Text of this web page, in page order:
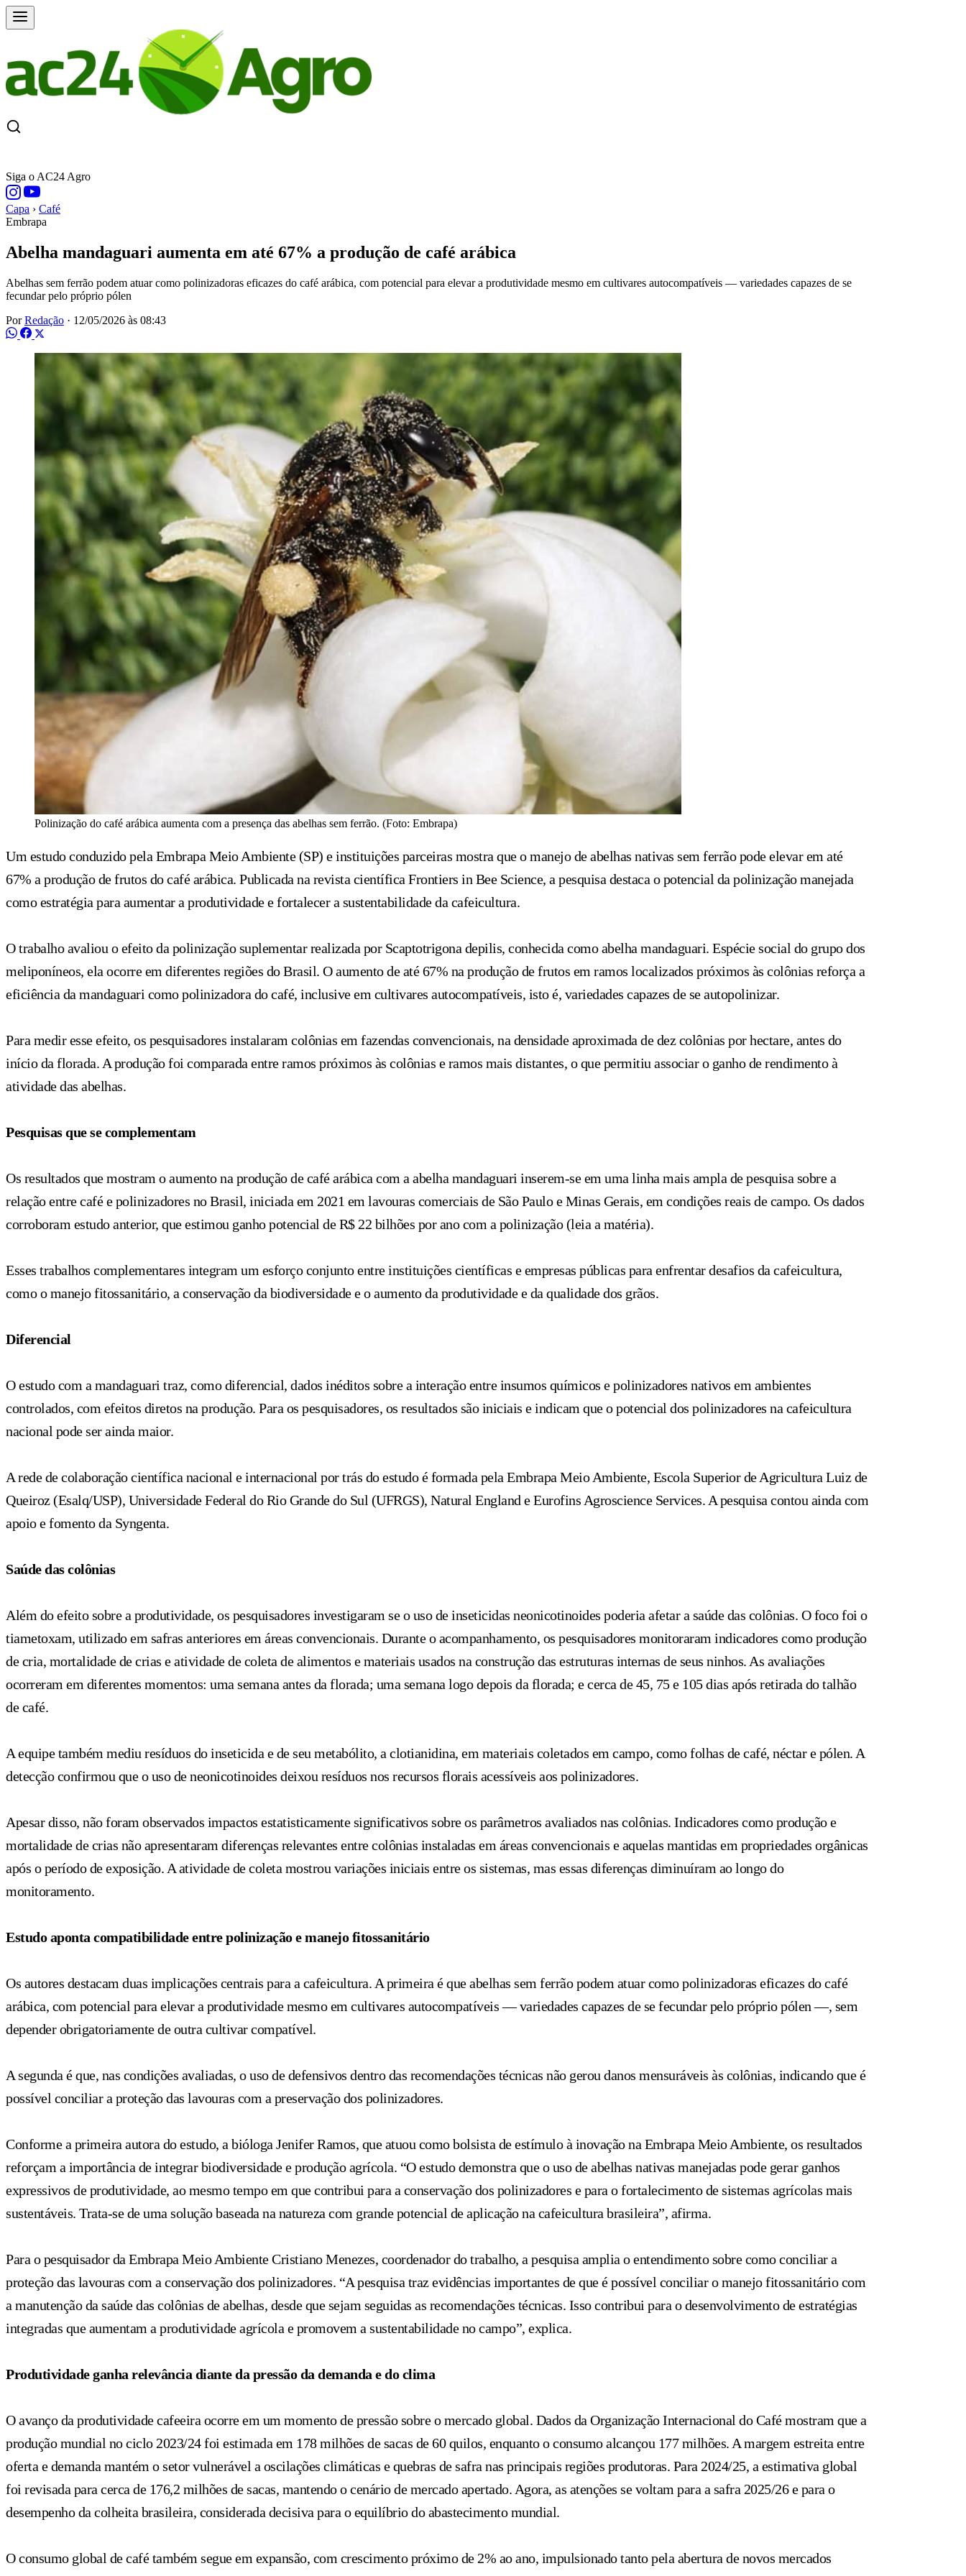
Siga o AC24 Agro
Capa › Café
Embrapa
Abelha mandaguari aumenta em até 67% a produção de café arábica
Abelhas sem ferrão podem atuar como polinizadoras eficazes do café arábica, com potencial para elevar a produtividade mesmo em cultivares autocompatíveis — variedades capazes de se
fecundar pelo próprio pólen
PorRedação · 12/05/2026 às 08:43
Polinização do café arábica aumenta com a presença das abelhas sem ferrão. (Foto: Embrapa)
Um estudo conduzido pela Embrapa Meio Ambiente (SP) e instituições parceiras mostra que o manejo de abelhas nativas sem ferrão pode elevar em até
67% a produção de frutos do café arábica. Publicada na revista científica Frontiers in Bee Science, a pesquisa destaca o potencial da polinização manejada
como estratégia para aumentar a produtividade e fortalecer a sustentabilidade da cafeicultura.
O trabalho avaliou o efeito da polinização suplementar realizada por Scaptotrigona depilis, conhecida como abelha mandaguari. Espécie social do grupo dos
meliponíneos, ela ocorre em diferentes regiões do Brasil. O aumento de até 67% na produção de frutos em ramos localizados próximos às colônias reforça a
eficiência da mandaguari como polinizadora do café, inclusive em cultivares autocompatíveis, isto é, variedades capazes de se autopolinizar.
Para medir esse efeito, os pesquisadores instalaram colônias em fazendas convencionais, na densidade aproximada de dez colônias por hectare, antes do
início da florada. A produção foi comparada entre ramos próximos às colônias e ramos mais distantes, o que permitiu associar o ganho de rendimento à
atividade das abelhas.
Pesquisas que se complementam
Os resultados que mostram o aumento na produção de café arábica com a abelha mandaguari inserem-se em uma linha mais ampla de pesquisa sobre a
relação entre café e polinizadores no Brasil, iniciada em 2021 em lavouras comerciais de São Paulo e Minas Gerais, em condições reais de campo. Os dados
corroboram estudo anterior, que estimou ganho potencial de R$ 22 bilhões por ano com a polinização (leia a matéria).
Esses trabalhos complementares integram um esforço conjunto entre instituições científicas e empresas públicas para enfrentar desafios da cafeicultura,
como o manejo fitossanitário, a conservação da biodiversidade e o aumento da produtividade e da qualidade dos grãos.
Diferencial
O estudo com a mandaguari traz, como diferencial, dados inéditos sobre a interação entre insumos químicos e polinizadores nativos em ambientes
controlados, com efeitos diretos na produção. Para os pesquisadores, os resultados são iniciais e indicam que o potencial dos polinizadores na cafeicultura
nacional pode ser ainda maior.
A rede de colaboração científica nacional e internacional por trás do estudo é formada pela Embrapa Meio Ambiente, Escola Superior de Agricultura Luiz de
Queiroz (Esalq/USP), Universidade Federal do Rio Grande do Sul (UFRGS), Natural England e Eurofins Agroscience Services. A pesquisa contou ainda com
apoio e fomento da Syngenta.
Saúde das colônias
Além do efeito sobre a produtividade, os pesquisadores investigaram se o uso de inseticidas neonicotinoides poderia afetar a saúde das colônias. O foco foi o
tiametoxam, utilizado em safras anteriores em áreas convencionais. Durante o acompanhamento, os pesquisadores monitoraram indicadores como produção
de cria, mortalidade de crias e atividade de coleta de alimentos e materiais usados na construção das estruturas internas de seus ninhos. As avaliações
ocorreram em diferentes momentos: uma semana antes da florada; uma semana logo depois da florada; e cerca de 45, 75 e 105 dias após retirada do talhão
de café.
A equipe também mediu resíduos do inseticida e de seu metabólito, a clotianidina, em materiais coletados em campo, como folhas de café, néctar e pólen. A
detecção confirmou que o uso de neonicotinoides deixou resíduos nos recursos florais acessíveis aos polinizadores.
Apesar disso, não foram observados impactos estatisticamente significativos sobre os parâmetros avaliados nas colônias. Indicadores como produção e
mortalidade de crias não apresentaram diferenças relevantes entre colônias instaladas em áreas convencionais e aquelas mantidas em propriedades orgânicas
após o período de exposição. A atividade de coleta mostrou variações iniciais entre os sistemas, mas essas diferenças diminuíram ao longo do
monitoramento.
Estudo aponta compatibilidade entre polinização e manejo fitossanitário
Os autores destacam duas implicações centrais para a cafeicultura. A primeira é que abelhas sem ferrão podem atuar como polinizadoras eficazes do café
arábica, com potencial para elevar a produtividade mesmo em cultivares autocompatíveis — variedades capazes de se fecundar pelo próprio pólen —, sem
depender obrigatoriamente de outra cultivar compatível.
A segunda é que, nas condições avaliadas, o uso de defensivos dentro das recomendações técnicas não gerou danos mensuráveis às colônias, indicando que é
possível conciliar a proteção das lavouras com a preservação dos polinizadores.
Conforme a primeira autora do estudo, a bióloga Jenifer Ramos, que atuou como bolsista de estímulo à inovação na Embrapa Meio Ambiente, os resultados
reforçam a importância de integrar biodiversidade e produção agrícola. “O estudo demonstra que o uso de abelhas nativas manejadas pode gerar ganhos
expressivos de produtividade, ao mesmo tempo em que contribui para a conservação dos polinizadores e para o fortalecimento de sistemas agrícolas mais
sustentáveis. Trata-se de uma solução baseada na natureza com grande potencial de aplicação na cafeicultura brasileira”, afirma.
Para o pesquisador da Embrapa Meio Ambiente Cristiano Menezes, coordenador do trabalho, a pesquisa amplia o entendimento sobre como conciliar a
proteção das lavouras com a conservação dos polinizadores. “A pesquisa traz evidências importantes de que é possível conciliar o manejo fitossanitário com
a manutenção da saúde das colônias de abelhas, desde que sejam seguidas as recomendações técnicas. Isso contribui para o desenvolvimento de estratégias
integradas que aumentam a produtividade agrícola e promovem a sustentabilidade no campo”, explica.
Produtividade ganha relevância diante da pressão da demanda e do clima
O avanço da produtividade cafeeira ocorre em um momento de pressão sobre o mercado global. Dados da Organização Internacional do Café mostram que a
produção mundial no ciclo 2023/24 foi estimada em 178 milhões de sacas de 60 quilos, enquanto o consumo alcançou 177 milhões. A margem estreita entre
oferta e demanda mantém o setor vulnerável a oscilações climáticas e quebras de safra nas principais regiões produtoras. Para 2024/25, a estimativa global
foi revisada para cerca de 176,2 milhões de sacas, mantendo o cenário de mercado apertado. Agora, as atenções se voltam para a safra 2025/26 e para o
desempenho da colheita brasileira, considerada decisiva para o equilíbrio do abastecimento mundial.
O consumo global de café também segue em expansão, com crescimento próximo de 2% ao ano, impulsionado tanto pela abertura de novos mercados